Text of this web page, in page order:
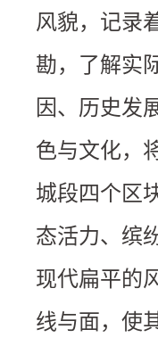
风貌，记录
勘，了解实
因、历史发
色与文化，
城段四个区
态活力、缤
现代扁平的
线与面，使